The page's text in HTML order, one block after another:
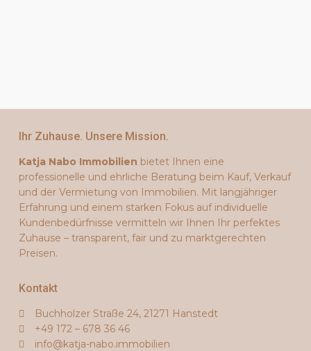
Ihr Zuhause. Unsere Mission.
Katja Nabo Immobilien bietet Ihnen eine
professionelle und ehrliche Beratung beim Kauf, Verkauf
und der Vermietung von Immobilien. Mit langjähriger
Erfahrung und einem starken Fokus auf individuelle
Kundenbedürfnisse vermitteln wir Ihnen Ihr perfektes
Zuhause – transparent, fair und zu marktgerechten
Preisen.
Kontakt
Buchholzer Straße 24, 21271 Hanstedt
+49 172 – 678 36 46
info@katja-nabo.immobilien